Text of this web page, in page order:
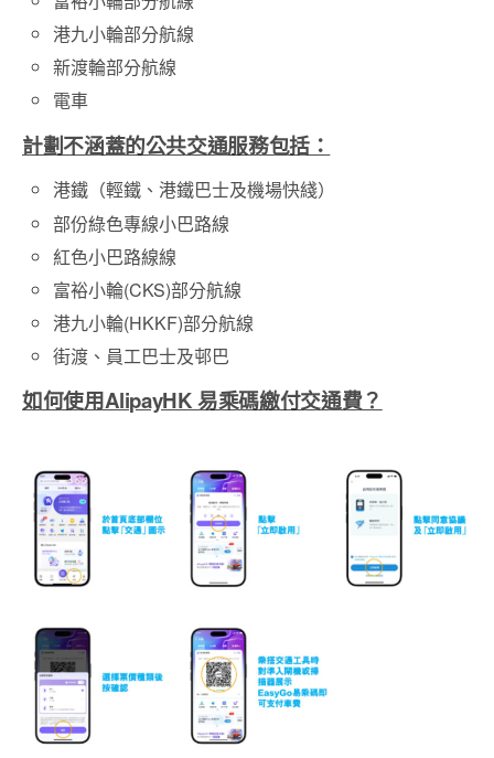
港九小輪部分航線
新渡輪部分航線
電車
計劃不涵蓋的公共交通服務包括：
港鐵（輕鐵、港鐵巴士及機場快綫）
部份綠色專線小巴路線
紅色小巴路線線
富裕小輪(CKS)部分航線
港九小輪(HKKF)部分航線
街渡、員工巴士及邨巴
如何使用AlipayHK 易乘碼繳付交通費？